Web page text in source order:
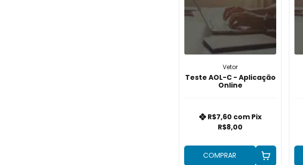
Vetor
Teste AOL-C - Aplicação
Online
R$8,00
R$7,60 com Pix
COMPRAR